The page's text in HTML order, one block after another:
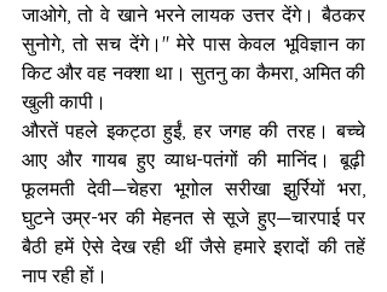
जाओगे, तो वे खाने भरने लायक उत्तर देंगे। बैठकर
सुनोगे, तो सच देंगे।" मेरे पास केवल भूविज्ञान का
किट और वह नक्शा था। सुतनु का कैमरा, अमित की
खुली कापी।
औरतें पहले इकट्ठा हुईं, हर जगह की तरह। बच्चे
आए और गायब हुए व्याध-पतंगों की मानिंद। बूढ़ी
फूलमती देवी—चेहरा भूगोल सरीखा झुर्रियों भरा,
घुटने उम्र-भर की मेहनत से सूजे हुए—चारपाई पर
बैठी हमें ऐसे देख रही थीं जैसे हमारे इरादों की तहें
नाप रही हों।